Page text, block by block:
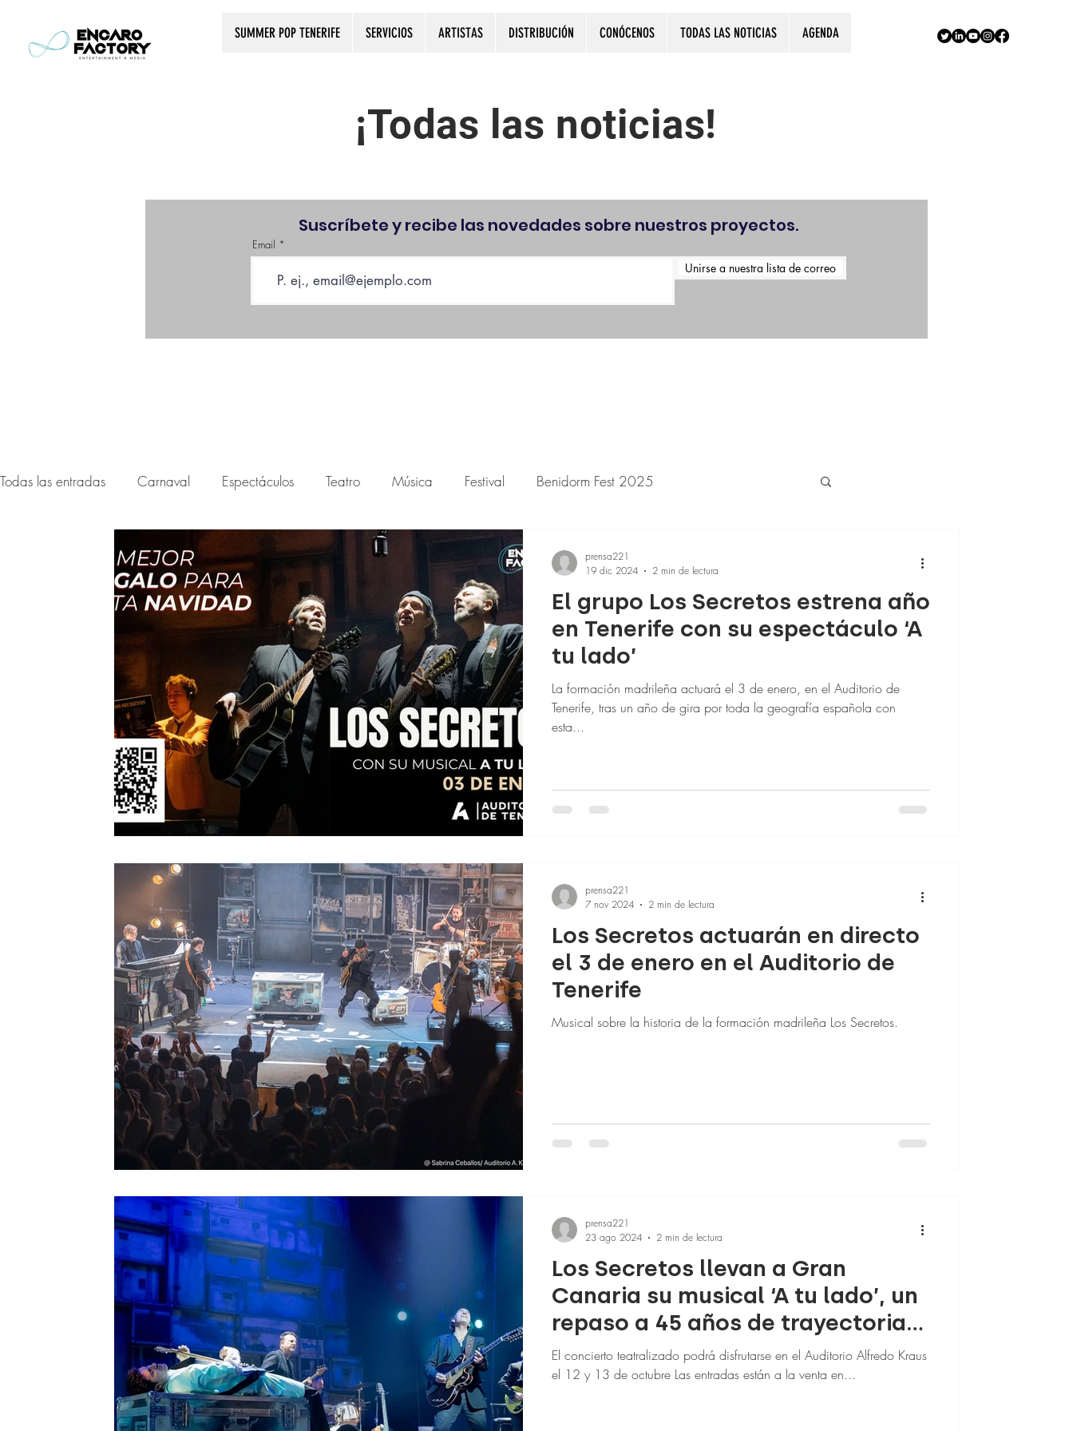
SUMMER POP TENERIFE SERVICIOS ARTISTAS DISTRIBUCIÓN CONÓCENOS TODAS LAS NOTICIAS AGENDA
¡Todas las noticias!
Suscríbete y recibe las novedades sobre nuestros proyectos.
Email
Unirse a nuestra lista de correo
Todas las entradas Carnaval Espectáculos Teatro Música Festival Benidorm Fest 2025
Festival Noctámbula
El grupo Los Secretos estrena año
en Tenerife con su espectáculo ‘A
tu lado’
La formación madrileña actuará el 3 de enero, en el Auditorio de
Tenerife, tras un año de gira por toda la geografía española con
esta...
prensa221
19 dic 2024
2 min de lectura
Los Secretos actuarán en directo
el 3 de enero en el Auditorio de
Tenerife
Musical sobre la historia de la formación madrileña Los Secretos.
prensa221
7 nov 2024
2 min de lectura
Los Secretos llevan a Gran
Canaria su musical ‘A tu lado’, un
repaso a 45 años de trayectoria
musical y vital
El concierto teatralizado podrá disfrutarse en el Auditorio Alfredo Kraus
el 12 y 13 de octubre Las entradas están a la venta en...
prensa221
23 ago 2024
2 min de lectura